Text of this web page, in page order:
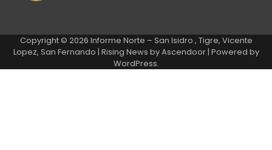
Copyright © 2026 Informe Norte – San Isidro , Tigre, Vicente
Lopez, San Fernando | Rising News byAscendoor| Powered by
WordPress.